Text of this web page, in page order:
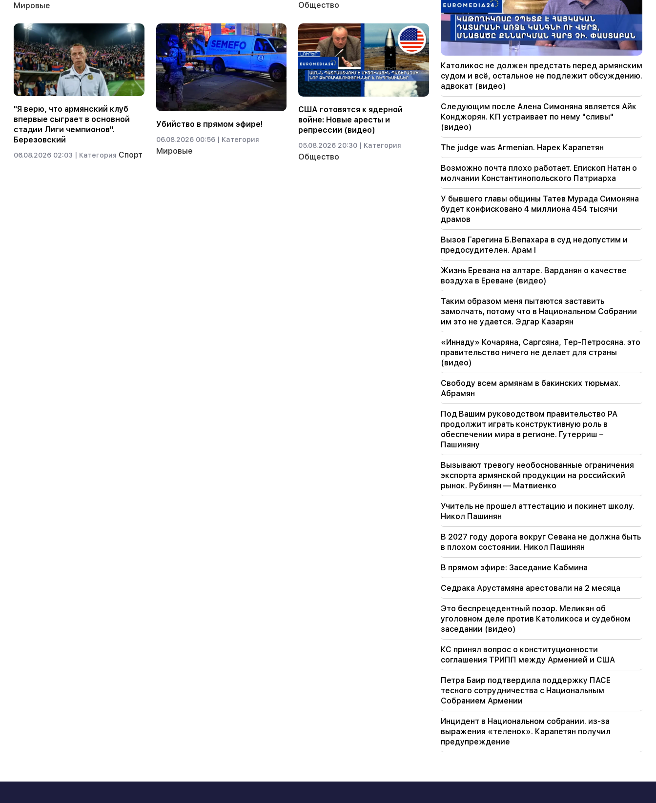
Мировые Общество
"Я верю, что армянский клуб
впервые сыграет в основной
стадии Лиги чемпионов".
Березовский
06.08.2026 02:03 | Категория Спорт
Убийство в прямом эфире!
06.08.2026 00:56 | Категория
Мировые
США готовятся к ядерной
войне: Новые аресты и
репрессии (видео)
05.08.2026 20:30 | Категория
Общество
Стали известны подробности о жертвах
стрельбы в тайской школе
21:30
Куда делся требовательный тип армянина?
Карине Налчаджян о формировании
армянской психики, национального лица
(видео)
21:25
Ормузский пролив может потерять свое
стратегическое значение
20:30
Следующим после Алена Симоняна является
Айк Конджорян. КП устраивает по нему
"сливы" (видео)
20:17
С 10 августа изменится порядок движения на
проспекте Саят-Нова.
20:00
Это была неописуемая гордость, когда в Баку
прозвучал Государственный гимн РА. Жанна
Андреасян
19:50
Россия сбила военный поезд с
«Искандером». Судья по делу Вехапара взял
самоотвод (видео)
The judge was Armenian. Нарек Карапетян
19:17 Важный
Возможно почта плохо работает. Епископ
Натан о молчании Константинопольского
Патриарха
19:01
В США Facebook и Instagram оштрафовали на
567 миллионов долларов
В Минводах приостановлен незаконный
перевод 16 миллионов рублей в Армению
18:30
Симоняна будет конфисковано 4 миллиона
454 тысячи драмов
18:19
В Беларуси отсутствует система управления
СССР. Лукашенко
Католикос не должен предстать перед армянским
судом и всё, остальное не подлежит обсуждению.
адвокат (видео)
Следующим после Алена Симоняна является Айк
Конджорян. КП устраивает по нему "сливы"
(видео)
The judge was Armenian. Нарек Карапетян
Возможно почта плохо работает. Епископ Натан о
молчании Константинопольского Патриарха
У бывшего главы общины Татев Мурада Симоняна
будет конфисковано 4 миллиона 454 тысячи
драмов
Вызов Гарегина Б.Вепахара в суд недопустим и
предосудителен. Арам I
Жизнь Еревана на алтаре. Варданян о качестве
воздуха в Ереване (видео)
Таким образом меня пытаются заставить
замолчать, потому что в Национальном Собрании
им это не удается. Эдгар Казарян
«Иннаду» Кочаряна, Саргсяна, Тер-Петросяна. это
правительство ничего не делает для страны
(видео)
Свободу всем армянам в бакинских тюрьмах.
Абрамян
Под Вашим руководством правительство РА
продолжит играть конструктивную роль в
обеспечении мира в регионе. Гутерриш –
Пашиняну
Вызывают тревогу необоснованные ограничения
экспорта армянской продукции на российский
рынок. Рубинян — Матвиенко
Учитель не прошел аттестацию и покинет школу.
Никол Пашинян
В 2027 году дорога вокруг Севана не должна быть
в плохом состоянии. Никол Пашинян
В прямом эфире: Заседание Кабмина
Седрака Арустамяна арестовали на 2 месяца
Это беспрецедентный позор. Меликян об
уголовном деле против Католикоса и судебном
заседании (видео)
КС принял вопрос о конституционности
соглашения ТРИПП между Арменией и США
Петра Баир подтвердила поддержку ПАСЕ
тесного сотрудничества с Национальным
Собранием Армении
Инцидент в Национальном собрании. из-за
выражения «теленок». Карапетян получил
предупреждение